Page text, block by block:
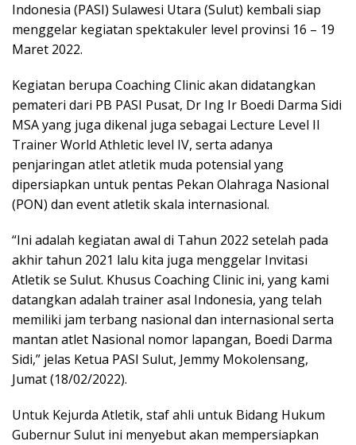
Indonesia (PASI) Sulawesi Utara (Sulut) kembali siap
menggelar kegiatan spektakuler level provinsi 16 – 19
Maret 2022.
Kegiatan berupa Coaching Clinic akan didatangkan
pemateri dari PB PASI Pusat, Dr Ing Ir Boedi Darma Sidi
MSA yang juga dikenal juga sebagai Lecture Level II
Trainer World Athletic level IV, serta adanya
penjaringan atlet atletik muda potensial yang
dipersiapkan untuk pentas Pekan Olahraga Nasional
(PON) dan event atletik skala internasional.
“Ini adalah kegiatan awal di Tahun 2022 setelah pada
akhir tahun 2021 lalu kita juga menggelar Invitasi
Atletik se Sulut. Khusus Coaching Clinic ini, yang kami
datangkan adalah trainer asal Indonesia, yang telah
memiliki jam terbang nasional dan internasional serta
mantan atlet Nasional nomor lapangan, Boedi Darma
Sidi,” jelas Ketua PASI Sulut, Jemmy Mokolensang,
Jumat (18/02/2022).
Untuk Kejurda Atletik, staf ahli untuk Bidang Hukum
Gubernur Sulut ini menyebut akan mempersiapkan